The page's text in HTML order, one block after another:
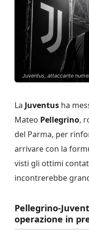
Juventus, attaccante
La Juventus ha
Mateo Pellegrino,
del Parma, per
arrivare con la
visti gli ottimi
incontrerebbe
Pellegrino-
operazione in